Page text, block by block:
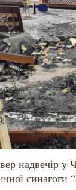
надвечір у